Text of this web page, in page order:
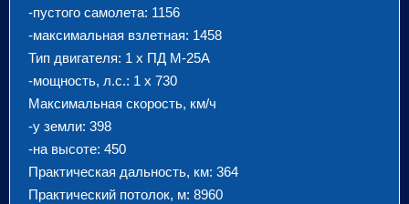
-пустого самолета: 1156
-максимальная взлетная: 1458
Тип двигателя: 1 х ПД М-25А
-мощность, л.с.: 1 х 730
Максимальная скорость, км/ч
-у земли: 398
-на высоте: 450
Практическая дальность, км: 364
Практический потолок, м: 8960